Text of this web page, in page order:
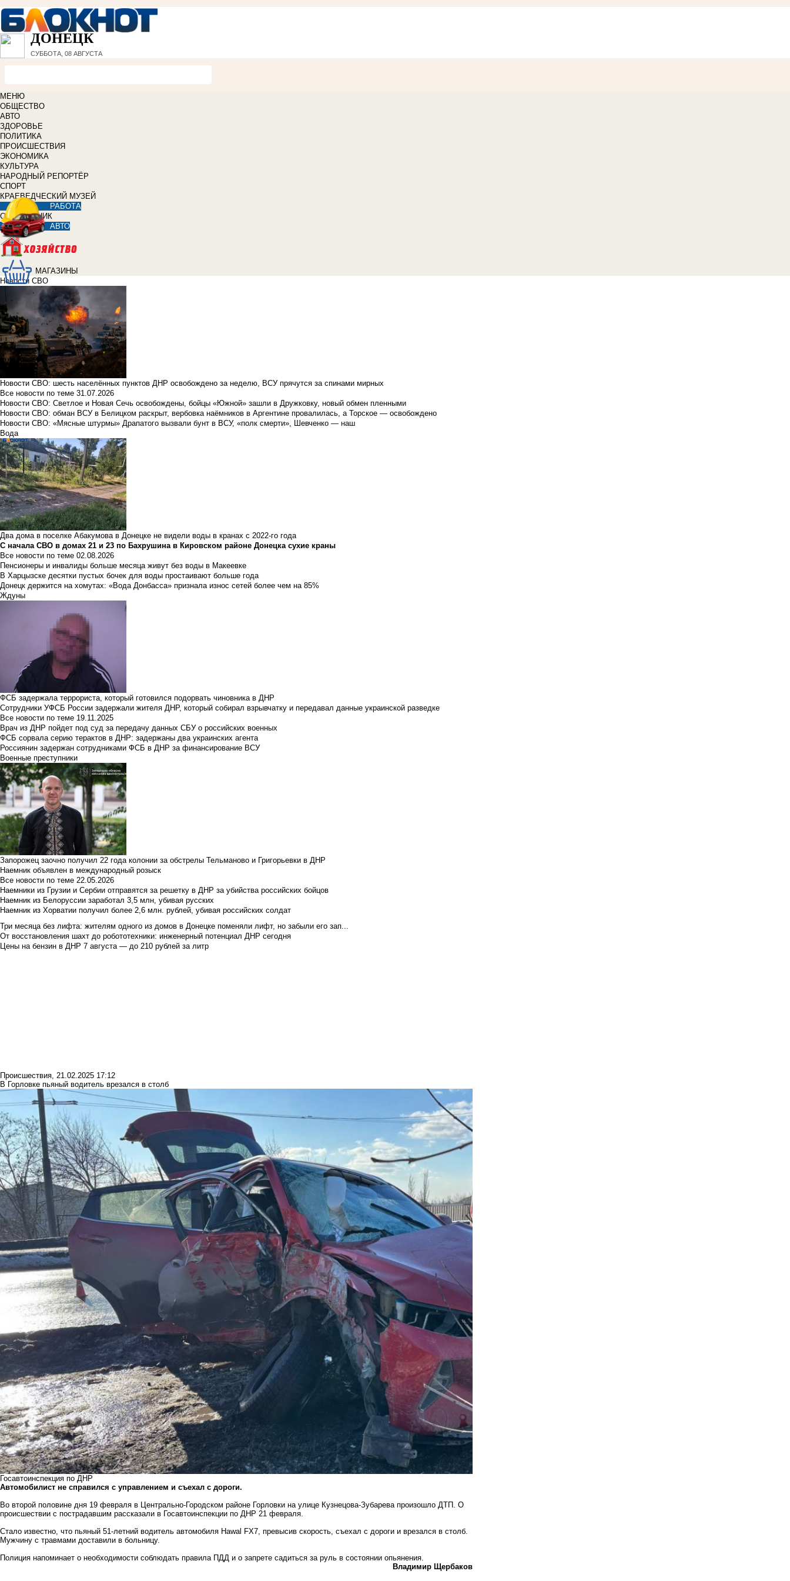
ДОНЕЦК
СУББОТА, 08 АВГУСТА
МЕНЮ
ОБЩЕСТВО
АВТО
ЗДОРОВЬЕ
ПОЛИТИКА
ПРОИСШЕСТВИЯ
ЭКОНОМИКА
КУЛЬТУРА
НАРОДНЫЙ РЕПОРТЁР
СПОРТ
КРАЕВЕДЧЕСКИЙ МУЗЕЙ
РАБОТА
СПРАВОЧНИК
АВТО
МАГАЗИНЫ
Новости СВО
Новости СВО: шесть населённых пунктов ДНР освобождено за неделю, ВСУ прячутся за спинами мирных
Все новости по теме 31.07.2026
Новости СВО: Светлое и Новая Сечь освобождены, бойцы «Южной» зашли в Дружковку, новый обмен пленными
Новости СВО: обман ВСУ в Белицком раскрыт, вербовка наёмников в Аргентине провалилась, а Торское — освобождено
Новости СВО: «Мясные штурмы» Драпатого вызвали бунт в ВСУ, «полк смерти», Шевченко — наш
Вода
Два дома в поселке Абакумова в Донецке не видели воды в кранах с 2022-го года
С начала СВО в домах 21 и 23 по Бахрушина в Кировском районе Донецка сухие краны
Все новости по теме 02.08.2026
Пенсионеры и инвалиды больше месяца живут без воды в Макеевке
В Харцызске десятки пустых бочек для воды простаивают больше года
Донецк держится на хомутах: «Вода Донбасса» признала износ сетей более чем на 85%
Ждуны
ФСБ задержала террориста, который готовился подорвать чиновника в ДНР
Сотрудники УФСБ России задержали жителя ДНР, который собирал взрывчатку и передавал данные украинской разведке
Все новости по теме 19.11.2025
Врач из ДНР пойдет под суд за передачу данных СБУ о российских военных
ФСБ сорвала серию терактов в ДНР: задержаны два украинских агента
Россиянин задержан сотрудниками ФСБ в ДНР за финансирование ВСУ
Военные преступники
Запорожец заочно получил 22 года колонии за обстрелы Тельманово и Григорьевки в ДНР
Наемник объявлен в международный розыск
Все новости по теме 22.05.2026
Наемники из Грузии и Сербии отправятся за решетку в ДНР за убийства российских бойцов
Наемник из Белоруссии заработал 3,5 млн, убивая русских
Наемник из Хорватии получил более 2,6 млн. рублей, убивая российских солдат
Три месяца без лифта: жителям одного из домов в Донецке поменяли лифт, но забыли его зап...
От восстановления шахт до робототехники: инженерный потенциал ДНР сегодня
Цены на бензин в ДНР 7 августа — до 210 рублей за литр
Происшествия 21.02.2025 17:12
В Горловке пьяный водитель врезался в столб
Госавтоинспекция по ДНР
Автомобилист не справился с управлением и съехал с дороги.
Во второй половине дня 19 февраля в Центрально-Городском районе Горловки на улице Кузнецова-Зубарева произошло ДТП. О
происшествии с пострадавшим рассказали в Госавтоинспекции по ДНР 21 февраля.
Стало известно, что пьяный 51-летний водитель автомобиля Hawal FX7, превысив скорость, съехал с дороги и врезался в столб.
Мужчину с травмами доставили в больницу.
Полиция напоминает о необходимости соблюдать правила ПДД и о запрете садиться за руль в состоянии опьянения.
Владимир Щербаков